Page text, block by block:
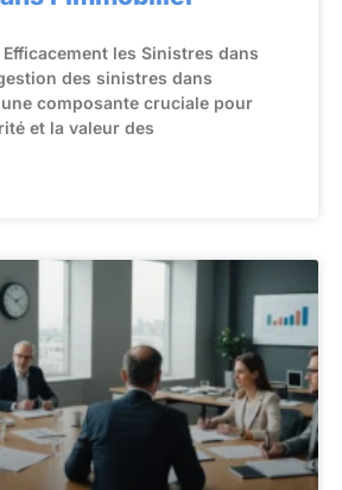
les Sinistres dans
des sinistres dans
composante cruciale pour
et la valeur des